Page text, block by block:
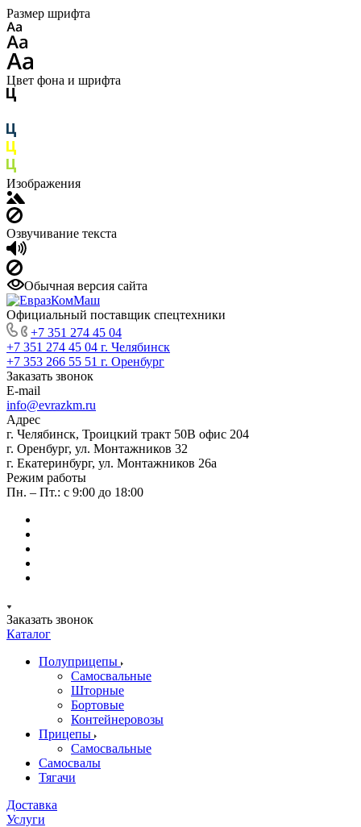
Размер шрифта
Цвет фона и шрифта
Изображения
Озвучивание текста
Обычная версия сайта
Официальный поставщик спецтехники
+7 351 274 45 04
+7 351 274 45 04 г. Челябинск
+7 353 266 55 51 г. Оренбург
Заказать звонок
E-mail
info@evrazkm.ru
Адрес
г. Челябинск, Троицкий тракт 50В офис 204
г. Оренбург, ул. Монтажников 32
г. Екатеринбург, ул. Монтажников 26а
Режим работы
Пн. – Пт.: с 9:00 до 18:00
Заказать звонок
Каталог
Полуприцепы
Самосвальные
Шторные
Бортовые
Контейнеровозы
Прицепы
Самосвальные
Самосвалы
Тягачи
Доставка
Услуги